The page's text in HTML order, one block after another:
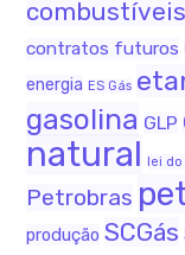
combustíveis
contratos futuros
energia ES Gás
gasolina GLP
natural lei do
Petrobras
produção SCGás